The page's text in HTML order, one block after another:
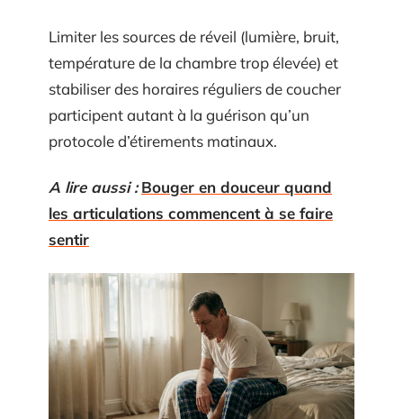
Limiter les sources de réveil (lumière, bruit,
température de la chambre trop élevée) et
stabiliser des horaires réguliers de coucher
participent autant à la guérison qu’un
protocole d’étirements matinaux.
A lire aussi : Bouger en douceur quand
les articulations commencent à se faire
sentir